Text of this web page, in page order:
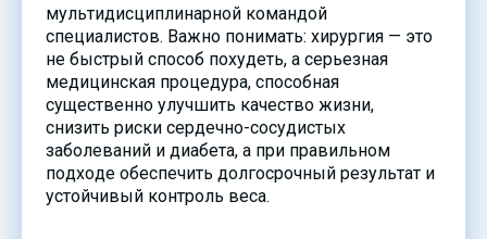
мультидисциплинарной командой
специалистов. Важно понимать: хирургия — это
не быстрый способ похудеть, а серьезная
медицинская процедура, способная
существенно улучшить качество жизни,
снизить риски сердечно-сосудистых
заболеваний и диабета, а при правильном
подходе обеспечить долгосрочный результат и
устойчивый контроль веса.